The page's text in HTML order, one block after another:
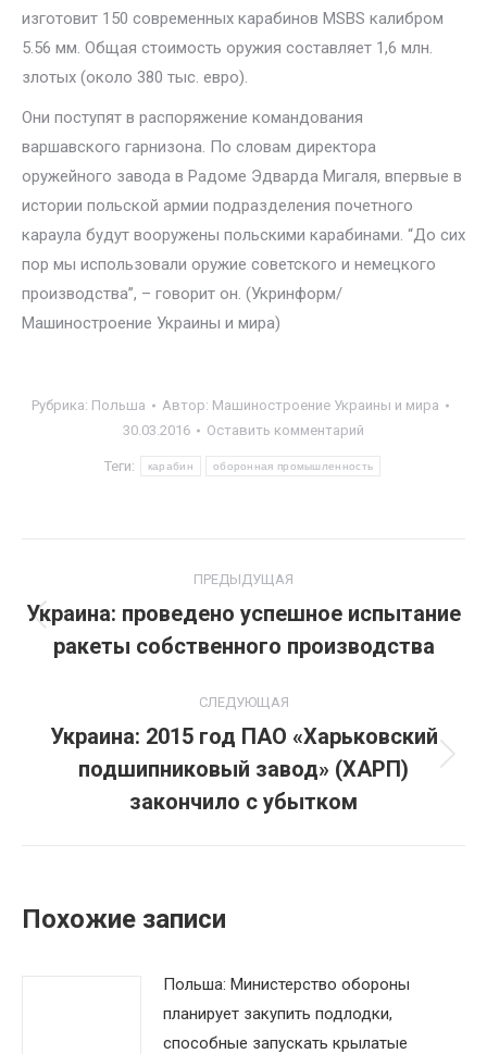
изготовит 150 современных карабинов MSBS калибром
5.56 мм. Общая стоимость оружия составляет 1,6 млн.
злотых (около 380 тыс. евро).
Они поступят в распоряжение командования
варшавского гарнизона. По словам директора
оружейного завода в Радоме Эдварда Мигаля, впервые в
истории польской армии подразделения почетного
караула будут вооружены польскими карабинами. “До сих
пор мы использовали оружие советского и немецкого
производства”, – говорит он. (Укринформ/
Машиностроение Украины и мира)
Рубрика: Польша Автор: Машиностроение Украины и мира
30.03.2016
Оставить комментарий
Теги: карабин оборонная промышленность
по
записям
ПРЕДЫДУЩАЯ
Предыдущая
запись:
Украина: проведено успешное испытание
ракеты собственного производства
СЛЕДУЮЩАЯ
Следующая
запись:
Украина: 2015 год ПАО «Харьковский
подшипниковый завод» (ХАРП)
закончило с убытком
Похожие записи
Польша: Министерство обороны
планирует закупить подлодки,
способные запускать крылатые